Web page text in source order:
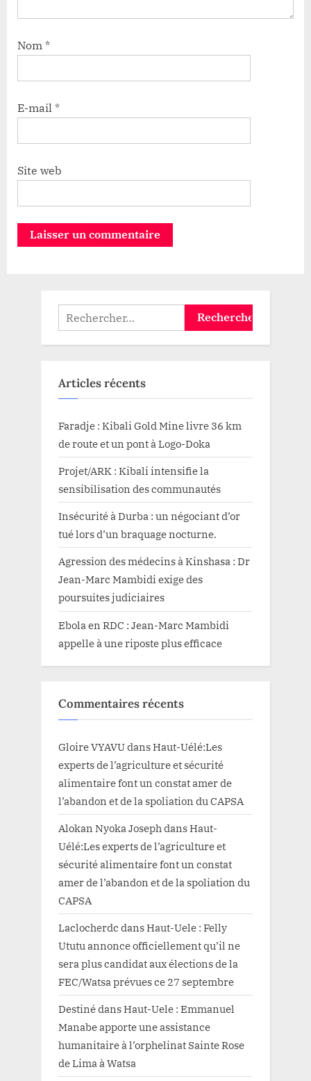
Nom *
E-mail *
Site web
Rechercher :
Articles récents
Faradje : Kibali Gold Mine livre 36 km
de route et un pont à Logo-Doka
Projet/ARK : Kibali intensifie la
sensibilisation des communautés
Insécurité à Durba : un négociant d’or
tué lors d’un braquage nocturne.
Agression des médecins à Kinshasa : Dr
Jean-Marc Mambidi exige des
poursuites judiciaires
Ebola en RDC : Jean-Marc Mambidi
appelle à une riposte plus efficace
Commentaires récents
Gloire VYAVUdansHaut-Uélé:Les
experts de l’agriculture et sécurité
alimentaire font un constat amer de
l’abandon et de la spoliation du CAPSA
Alokan Nyoka Joseph dansHaut-
Uélé:Les experts de l’agriculture et
sécurité alimentaire font un constat
amer de l’abandon et de la spoliation du
CAPSA
Laclocherdc dansHaut-Uele : Felly
Ututu annonce officiellement qu’il ne
sera plus candidat aux élections de la
FEC/Watsa prévues ce 27 septembre
DestinédansHaut-Uele : Emmanuel
Manabe apporte une assistance
humanitaire à l’orphelinat Sainte Rose
de Lima à Watsa